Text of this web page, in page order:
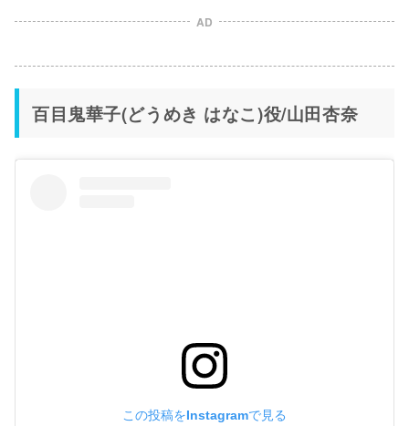
AD
百目鬼華子(どうめき はなこ)役/山田杏奈
この投稿をInstagramで見る